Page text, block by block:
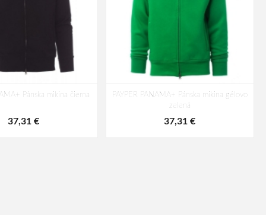
Pánska mikina čierna
37,31 €
PAYPER PANAMA+ Pánska mikina gélovo
zelená
37,31 €